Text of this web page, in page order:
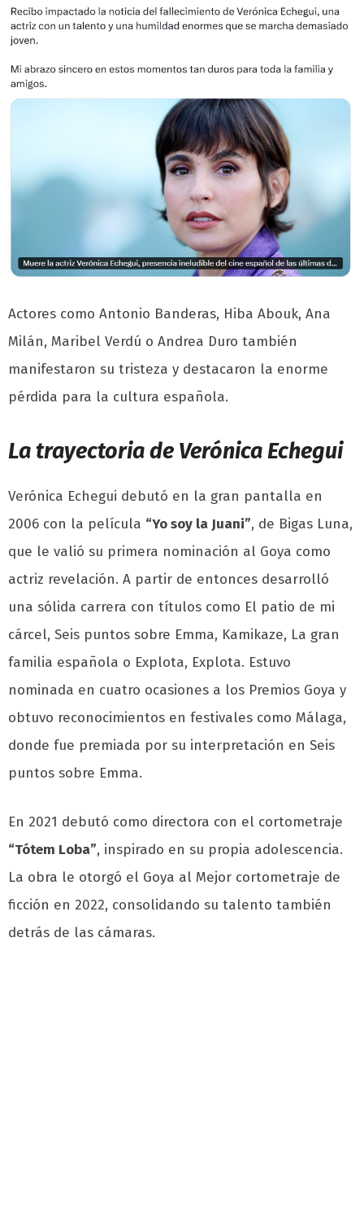
Actores como Antonio Banderas, Hiba Abouk, Ana
Milán, Maribel Verdú o Andrea Duro también
manifestaron su tristeza y destacaron la enorme
pérdida para la cultura española.
La trayectoria de Verónica Echegui
Verónica Echegui debutó en la gran pantalla en
2006 con la película “Yo soy la Juani”, de Bigas Luna,
que le valió su primera nominación al Goya como
actriz revelación. A partir de entonces desarrolló
una sólida carrera con títulos como El patio de mi
cárcel, Seis puntos sobre Emma, Kamikaze, La gran
familia española o Explota, Explota. Estuvo
nominada en cuatro ocasiones a los Premios Goya y
obtuvo reconocimientos en festivales como Málaga,
donde fue premiada por su interpretación en Seis
puntos sobre Emma.
En 2021 debutó como directora con el cortometraje
“Tótem Loba”, inspirado en su propia adolescencia.
La obra le otorgó el Goya al Mejor cortometraje de
ficción en 2022, consolidando su talento también
detrás de las cámaras.